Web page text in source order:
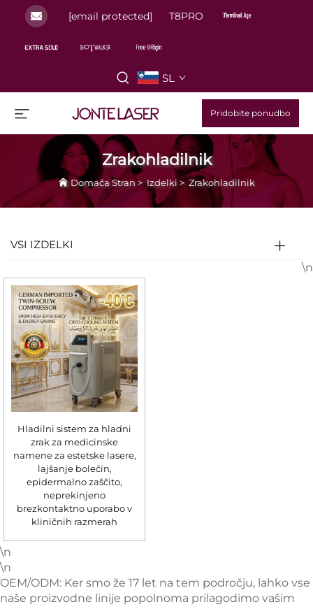
[email protected] T8PRO
SL
Pridobite ponudbo
Zrakohladilnik
Domača Stran>Izdelki > Zrakohladilnik
VSI IZDELKI
Hladilni sistem za hladni
zrak za medicinske
namene za estetske lasere,
lajšanje bolečin,
epidermalno zaščito,
neprekinjeno
brezkontaktno uporabo v
kliničnih razmerah
\n
\n
\n
OEM/ODM: Ker smo že 17 let na tem področju, lahko vse
naše proizvodne linije popolnoma prilagodimo vašim